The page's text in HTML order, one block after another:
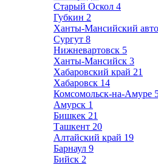
Старый Оскол 4
Губкин 2
Ханты-Мансийский
Сургут 8
Нижневартовск 5
Ханты-Мансийск 3
Хабаровский край 21
Хабаровск 14
Комсомольск-на-Амуре
Амурск 1
Бишкек 21
Ташкент 20
Алтайский край 19
Барнаул 9
Бийск 2